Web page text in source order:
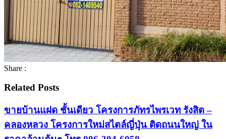
Share :
Related Posts
ขายบ้านแฝด ชั้นเดียว โครงการภัทรไพรเวท รังสิต –
คลองหลวง โครงการใหม่สไตล์ญี่ปุ่น ติดถนนใหญ่ ใน